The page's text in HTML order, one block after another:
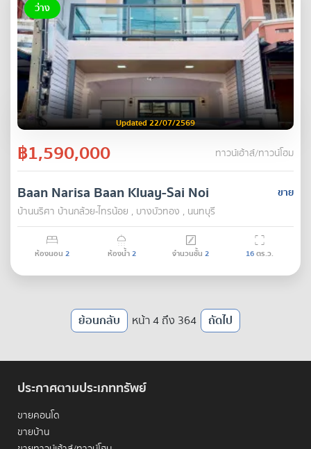
ว่าง
Updated 22/07/2569
฿1,590,000 ทาวน์เฮ้าส์/ทาวน์โฮม
ขาย
Baan Narisa Baan Kluay-Sai Noi
บ้านนริศา บ้านกล้วย-ไทรน้อย , บางบัวทอง , นนทบุรี
ห้องนอน 2 ห้องน้ำ2 จำนวนชั้น 2 16ตร.ว.
ย้อนกลับ หน้า 4 ถึง 364 ถัดไป
ประกาศตามประเภททรัพย์
ขายคอนโด
ขายบ้าน